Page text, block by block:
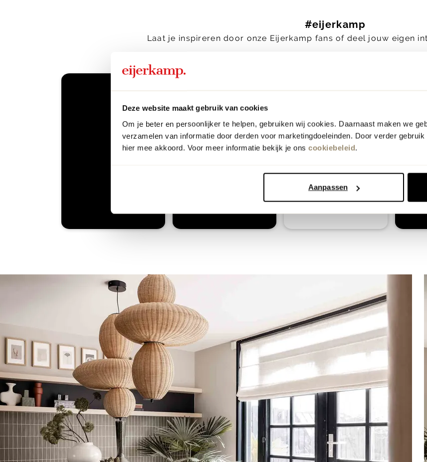
Deze website maakt gebruik van cookies
Om je beter en persoonlijker te helpen, gebruiken wij cookies. Daarnaast maken we
verzamelen van informatie door derden voor marketingdoeleinden. Door verder
hier mee akkoord. Voor meer informatie bekijk je ons cookiebeleid.
Aanpassen
#eijerkamp
Laat je inspireren door onze Eijerkamp fans of deel jouw eigen